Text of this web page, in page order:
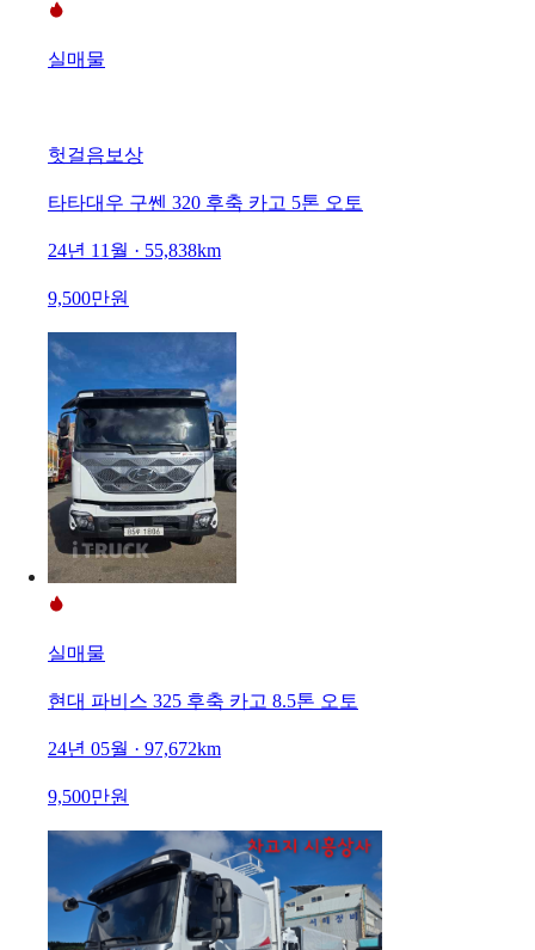
실매물
헛걸음보상
타타대우 구쎈 320 후축 카고 5톤 오토
24년 11월 · 55,838km
9,500만원
실매물
현대 파비스 325 후축 카고 8.5톤 오토
24년 05월 · 97,672km
9,500만원